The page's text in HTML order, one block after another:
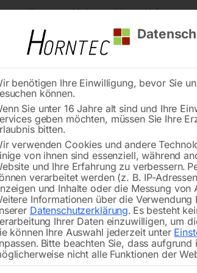
aus Kärnten Markenqualität Lieferung
Reinigung
Blaspistole mit 500 mm Blasrohr BP PRO XL
🔍
Profi-
€15,60
inkl. MwSt. zzgl.
benötigen Ihre Einwilligung, bevor Sie
können.
Sie unter 16 Jahre alt sind und Ihre
geben möchten, müssen Sie Ihre
bitten.
verwenden Cookies und andere
von ihnen sind essenziell, während
und Ihre Erfahrung zu verbessern.
verarbeitet werden (z. B. IP-
und Inhalte oder die Messung von
Informationen über die Verwendung
Datenschutzerklärung. Es besteht
Ihrer Daten einzuwilligen, um
können Ihre Auswahl jederzeit unter
Bitte beachten Sie, dass
nicht alle Funktionen der